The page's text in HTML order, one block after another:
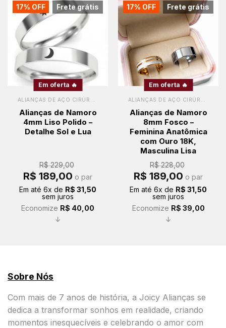
Frete grátis
17% OFF
Em oferta 🔥
Alianças de Namoro
4mm Liso Polido –
Detalhe Sol e Lua
R$229,00
O
preço
era:
R$ 229,00.
R$ 189,00 preço
atual
é:
R$ 189,00.
o par
Em até 6x de R$ 31,50
sem juros
Economize R$ 40,00
↓
Frete grátis
17% OFF
Em oferta 🔥
Alianças de Namoro
8mm Fosco –
Feminina Anatômica
com Ouro 18K,
Masculina Lisa
R$228,00
O
preço
era:
R$ 228,00.
R$ 189,00 preço
atual
é:
R$ 189,00.
o par
Em até 6x de R$ 31,50
sem juros
Economize R$ 39,00
↓
Sobre Nós
Com mais de 7 anos de história, a Joicy Alianças se
dedica a transformar sonhos em realidade, criando
momentos inesquecíveis e celebrando o amor com